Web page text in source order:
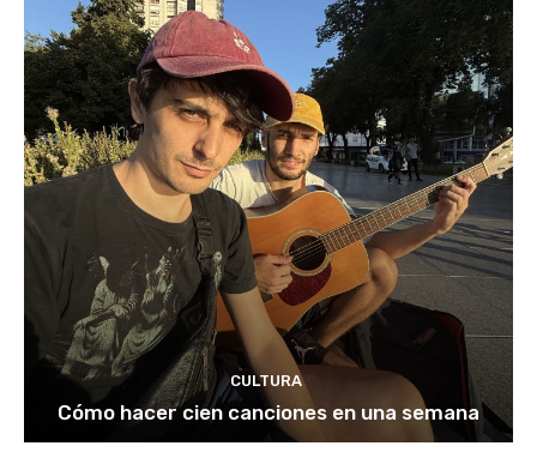
CULTURA
Cómo hacer cien canciones en una semana